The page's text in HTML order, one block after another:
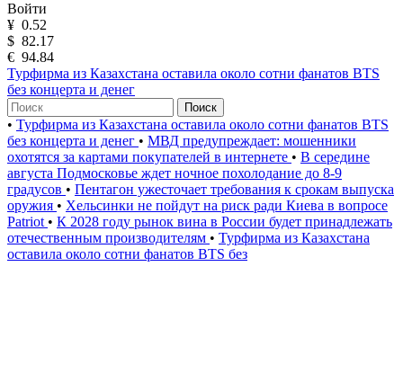
Войти
¥ 0.52
$ 82.17
€ 94.84
Турфирма из Казахстана оставила около сотни фанатов BTS
без концерта и денег
Поиск
• Турфирма из Казахстана оставила около сотни фанатов BTS
без концерта и денег • МВД предупреждает: мошенники
охотятся за картами покупателей в интернете • В середине
августа Подмосковье ждет ночное похолодание до 8-9
градусов • Пентагон ужесточает требования к срокам выпуска
оружия • Хельсинки не пойдут на риск ради Киева в вопросе
Patriot • К 2028 году рынок вина в России будет принадлежать
отечественным производителям • Турфирма из Казахстана
оставила около сотни фанатов BTS без